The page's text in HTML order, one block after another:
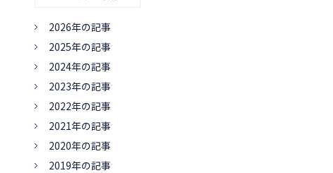
2026年の記事
2025年の記事
2024年の記事
2023年の記事
2022年の記事
2021年の記事
2020年の記事
2019年の記事